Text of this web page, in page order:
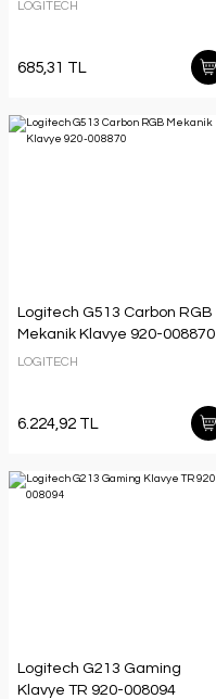
LOGITECH
685,31 TL
Logitech G513 Carbon RGB
Mekanik Klavye 920-008870
LOGITECH
6.224,92 TL
Logitech G213 Gaming
Klavye TR 920-008094